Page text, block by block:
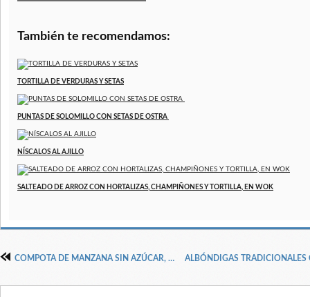
También te recomendamos:
TORTILLA DE VERDURAS Y SETAS
PUNTAS DE SOLOMILLO CON SETAS DE OSTRA
NÍSCALOS AL AJILLO
SALTEADO DE ARROZ CON HORTALIZAS, CHAMPIÑONES Y TORTILLA, EN WOK
COMPOTA DE MANZANA SIN AZÚCAR, con truco